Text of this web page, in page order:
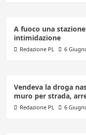
A fuoco una
intimidazione
Redazione PL 6
Vendeva la droga
muro per strada,
Redazione PL 6